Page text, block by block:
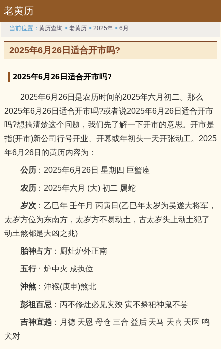
老黄历
当前位置：黄历查询 >老黄历 >2025年 >6月
2025年6月26日适合开市吗?
2025年6月26日适合开市吗?
2025年6月26日是农历时间的2025年六月初二。那么
2025年6月26日适合开市吗?或者说2025年6月26日适合开市
吗?想搞清楚这个问题，我们先了解一下开市的意思。开市是
指(开市)新公司行号开业、开幕或年初头一天开张动工。2025
年6月26日的黄历内容为：
公历：2025年6月26日 星期四 巨蟹座
农历：2025年六月 (大) 初二 属蛇
岁次 ：乙巳年 壬午月 丙寅日(乙巳年太岁为吴遂大将军，
太岁方位为东南方，太岁方不易动土，古太岁头上动土犯了
动土煞都是大凶之兆)
胎神占方：厨灶炉外正南
五行：炉中火 成执位
沖煞：沖猴(庚申)煞北
彭祖百忌 ：丙不修灶必见灾殃 寅不祭祀神鬼不尝
吉神宜趋：月德 天恩 母仓 三合 益后 天马 天喜 天医 鸣
犬对